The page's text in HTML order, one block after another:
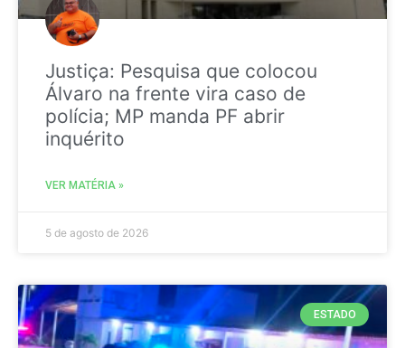
Justiça: Pesquisa que colocou
Álvaro na frente vira caso de
polícia; MP manda PF abrir
inquérito
VER MATÉRIA »
5 de agosto de 2026
ESTADO